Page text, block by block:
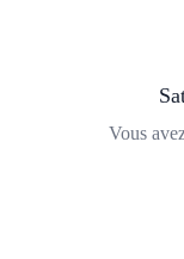
Vous